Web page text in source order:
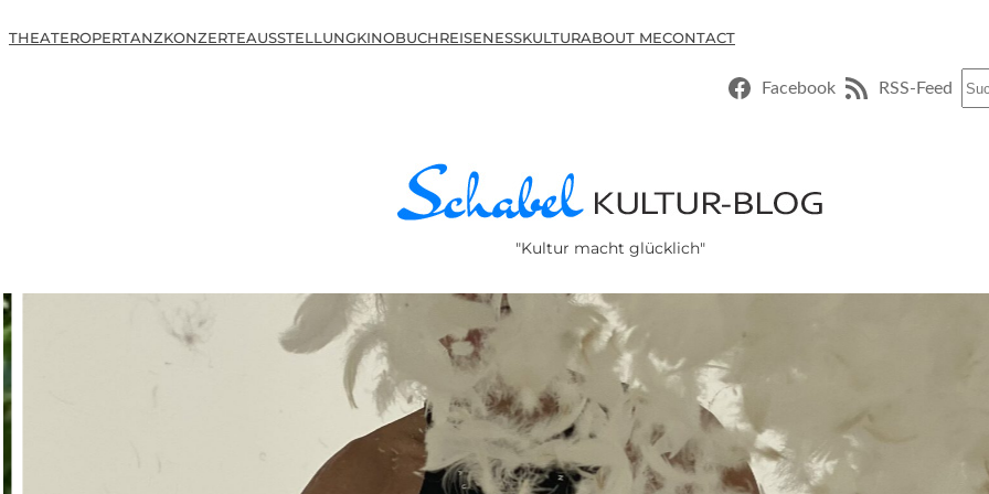
THEATEROPERTANZKONZERTEAUSSTELLUNGKINOBUCHREISENESSKULTURABOUT MECONTACT
Facebook RSS-Feed
"Kultur macht glücklich"